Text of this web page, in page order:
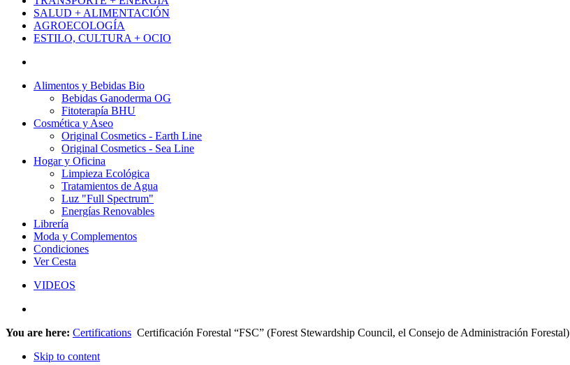
SALUD + ALIMENTACIÓN
AGROECOLOGÍA
ESTILO, CULTURA + OCIO
Alimentos y Bebidas Bio
Bebidas Ganoderma OG
Fitoterapía BHU
Cosmética y Aseo
Original Cosmetics - Earth Line
Original Cosmetics - Sea Line
Hogar y Oficina
Limpieza Ecológica
Tratamientos de Agua
Luz "Full Spectrum"
Energías Renovables
Librería
Moda y Complementos
Condiciones
Ver Cesta
VIDEOS
You are here: Certifications Certificación Forestal “FSC” (Forest Stewardship Council, el Consejo de Administración Forestal)
Skip to content